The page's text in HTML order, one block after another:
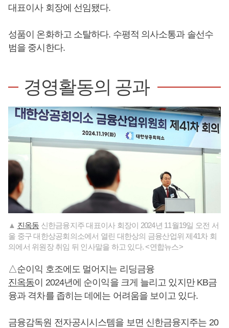
대표이사 회장에 선임됐다.
성품이 온화하고 소탈하다. 수평적 의사소통과 솔선수
범을 중시한다.
경영활동의 공과
▲ 진옥동 신한금융지주 대표이사 회장이 2024년 11월19일 오전 서
울 중구 대한상공회의소에서 열린 대한상의 금융산업위 제41차 회
의에서 위원장 취임 뒤 인사말을 하고 있다. <연합뉴스>
△순이익 호조에도 멀어지는 리딩금융
진옥동이 2024년에 순이익을 크게 늘리고 있지만 KB금
융과 격차를 좁히는 데에는 어려움을 보이고 있다.
금융감독원 전자공시시스템을 보면 신한금융지주는 20